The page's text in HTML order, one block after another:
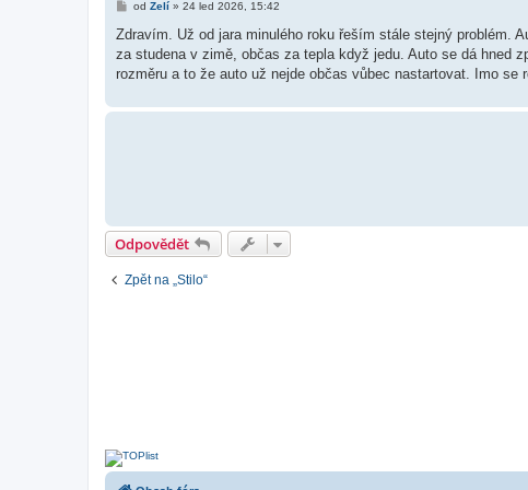
P
í
p
ě
k
od Zelí» 24 led 2026, 15:42
Zdravím. Už od jara minulého roku řeším stále stejný problém.
za studena v zimě, občas za tepla když jedu. Auto se dá hned
rozměru a to že auto už nejde občas vůbec nastartovat. Imo
Odpovědět
Zpět na „Stilo“